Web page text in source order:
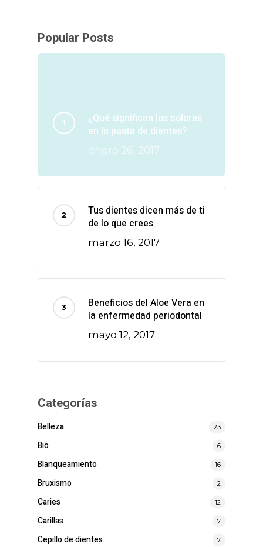
Popular Posts
¿Qué significan los colores
en la pasta de dientes?
enero 26, 2017
Tus dientes dicen más de ti
de lo que crees
marzo 16, 2017
Beneficios del Aloe Vera en
la enfermedad periodontal
mayo 12, 2017
Categorías
Belleza 23
Bio 6
Blanqueamiento 16
Bruxismo 2
Caries 12
Carillas 7
Cepillo de dientes 7